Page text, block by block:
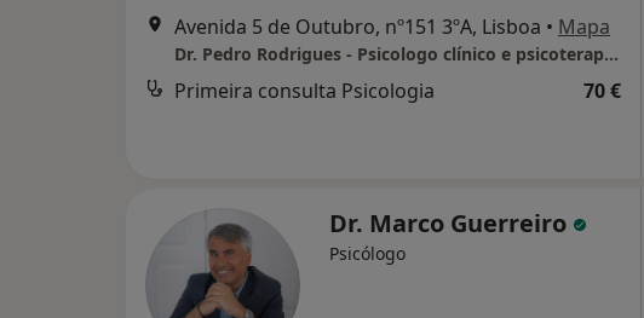
Avenida 5 de Outubro, nº151 3ºA, Lisboa • Mapa
Dr. Pedro Rodrigues - Psicologo clínico e psicoterapeuta
Primeira consulta Psicologia 70 €
Dr. Marco Guerreiro
Psicólogo